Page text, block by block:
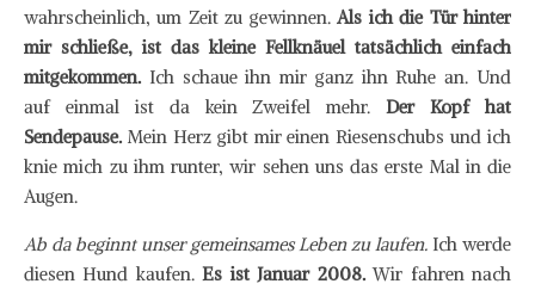
wahrscheinlich, um Zeit zu gewinnen.Als ich die Tür hinter
mir schließe, ist das kleine Fellknäuel tatsächlich einfach
mitgekommen. Ich schaue ihn mir ganz ihn Ruhe an. Und
auf einmal ist da kein Zweifel mehr.Der Kopf hat
Sendepause. Mein Herz gibt mir einen Riesenschubs und ich
knie mich zu ihm runter, wir sehen uns das erste Mal in die
Augen.
Ab da beginnt unser gemeinsames Leben zu laufen. Ich werde
diesen Hund kaufen.Es ist Januar 2008.Wir fahren nach